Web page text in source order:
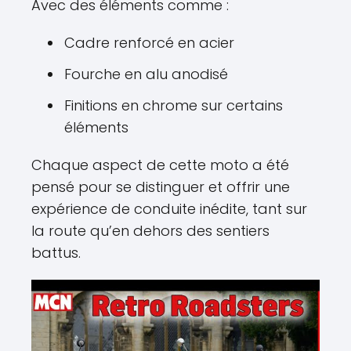
Avec des éléments comme :
Cadre renforcé en acier
Fourche en alu anodisé
Finitions en chrome sur certains
éléments
Chaque aspect de cette moto a été
pensé pour se distinguer et offrir une
expérience de conduite inédite, tant sur
la route qu’en dehors des sentiers
battus.